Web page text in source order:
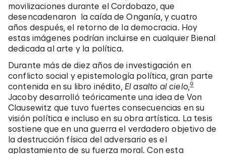
movilizaciones durante el Cordobazo, que
desencadenaron la caída de Onganía, y cuatro
años después, el retorno de la democracia. Hoy
estas imágenes podrían incluirse en cualquier Bienal
dedicada al arte y la política.
Durante más de diez años de investigación en
conflicto social y epistemología política, gran parte
contenida en su libro inédito, El asalto al cielo,9
Jacoby desarrolló teóricamente una idea de Von
Clausewitz que tuvo fuertes consecuencias en su
visión política e incluso en su obra artística. La tesis
sostiene que en una guerra el verdadero objetivo de
la destrucción física del adversario es el
aplastamiento de su fuerza moral. Con esta